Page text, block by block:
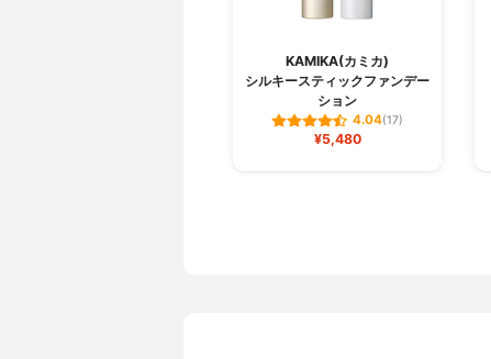
KAMIKA(カミカ)
シルキースティックファンデー
ション
4.04(17)
¥5,480